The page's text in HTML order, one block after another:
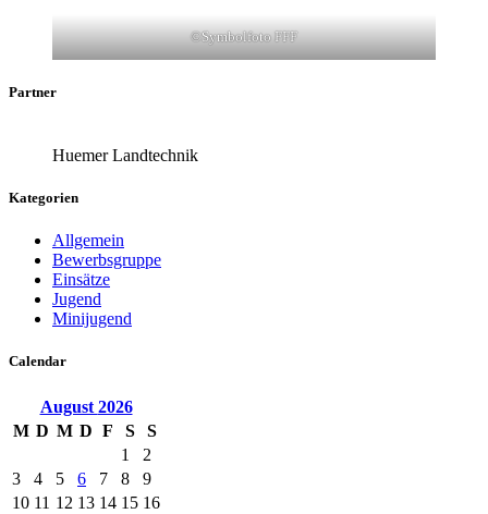
©Symbolfoto FFF
Partner
Huemer Landtechnik
Kategorien
Allgemein
Bewerbsgruppe
Einsätze
Jugend
Minijugend
Calendar
August 2026
M D M D F S
S
1
2
3
4 5 6 7 8
9
10 11 12 13 14 15 16